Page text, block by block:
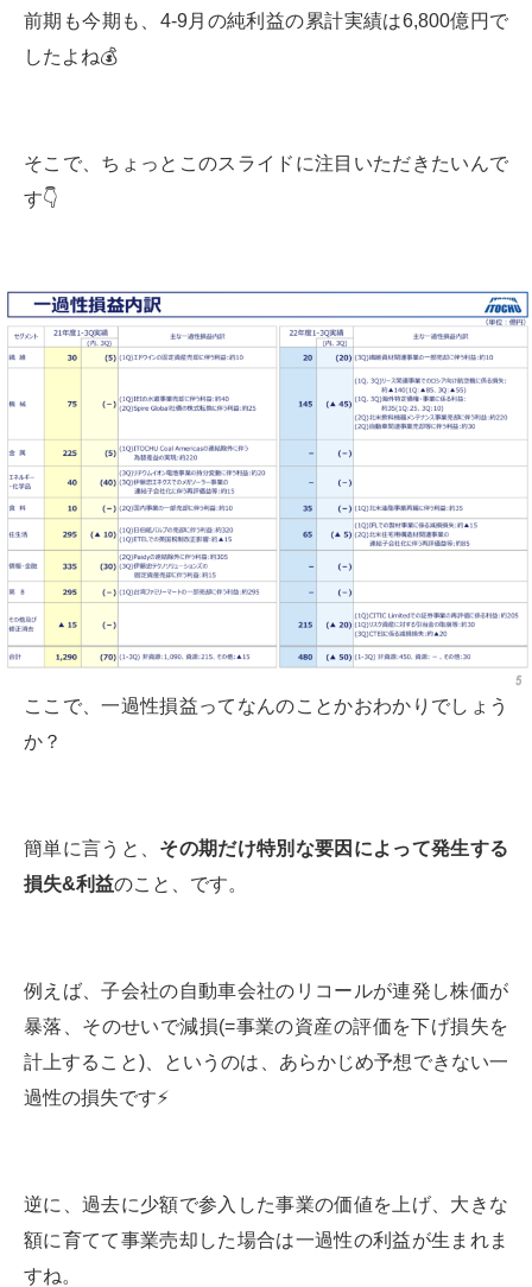
前期も今期も、4-9月の純利益の累計実績は6,800億円で
したよね💰
そこで、ちょっとこのスライドに注目いただきたいんで
す👇
ここで、一過性損益ってなんのことかおわかりでしょう
か？
簡単に言うと、 その期だけ特別な要因によって発生する
損失&利益のこと、です。
例えば、子会社の自動車会社のリコールが連発し株価が
暴落、そのせいで減損(=事業の資産の評価を下げ損失を
計上すること)、というのは、あらかじめ予想できない一
過性の損失です⚡️
逆に、過去に少額で参入した事業の価値を上げ、大きな
額に育てて事業売却した場合は一過性の利益が生まれま
すね。